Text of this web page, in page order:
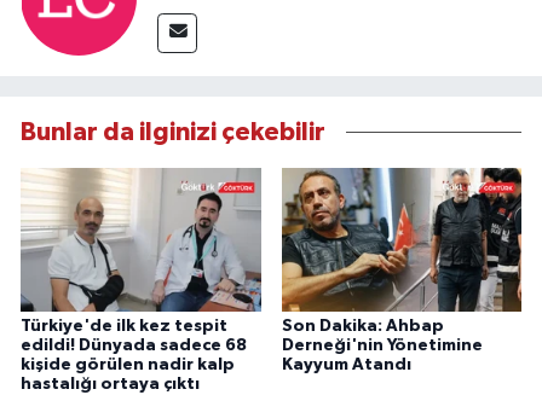
Bunlar da ilginizi çekebilir
Türkiye'de ilk kez tespit
edildi! Dünyada sadece 68
kişide görülen nadir kalp
hastalığı ortaya çıktı
Son Dakika: Ahbap
Derneği'nin Yönetimine
Kayyum Atandı